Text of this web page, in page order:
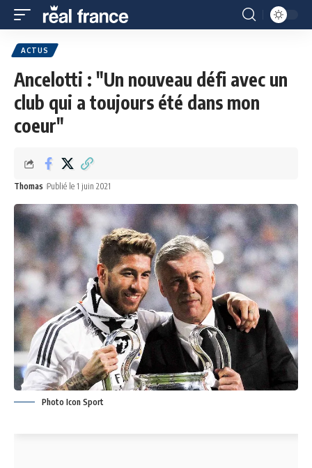
ACTUS
Ancelotti : "Un nouveau défi avec un
club qui a toujours été dans mon
coeur"
Thomas Publié le 1 juin 2021
Photo Icon Sport